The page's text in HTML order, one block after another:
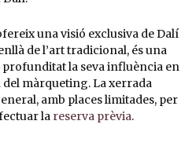
una visió exclusiva de Dalí
de l’art tradicional, és una
la seva influència en
màrqueting. La xerrada
amb places limitades, per
la reserva prèvia.